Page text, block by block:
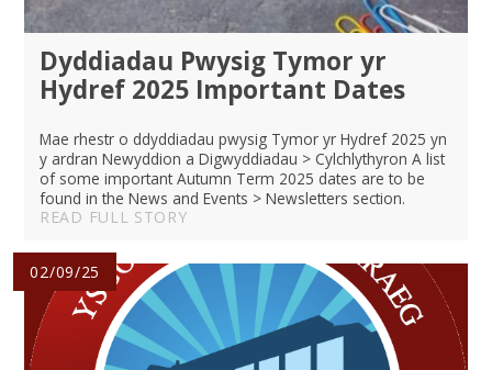
Dyddiadau Pwysig Tymor yr
Hydref 2025 Important Dates
Mae rhestr o ddyddiadau pwysig Tymor yr Hydref 2025 yn
y ardran Newyddion a Digwyddiadau > Cylchlythyron A list
of some important Autumn Term 2025 dates are to be
found in the News and Events > Newsletters section.
READ FULL STORY
02/09/25